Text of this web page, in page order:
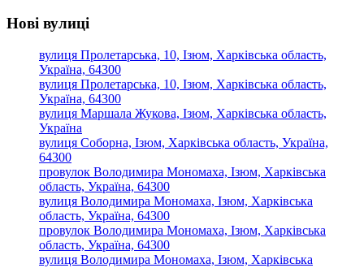
Нові вулиці
вулиця Пролетарська, 10, Ізюм, Харківська область,
Україна, 64300
вулиця Пролетарська, 10, Ізюм, Харківська область,
Україна, 64300
вулиця Маршала Жукова, Ізюм, Харківська область,
Україна
вулиця Соборна, Ізюм, Харківська область, Україна,
64300
провулок Володимира Мономаха, Ізюм, Харківська
область, Україна, 64300
вулиця Володимира Мономаха, Ізюм, Харківська
область, Україна, 64300
провулок Володимира Мономаха, Ізюм, Харківська
область, Україна, 64300
вулиця Володимира Мономаха, Ізюм, Харківська